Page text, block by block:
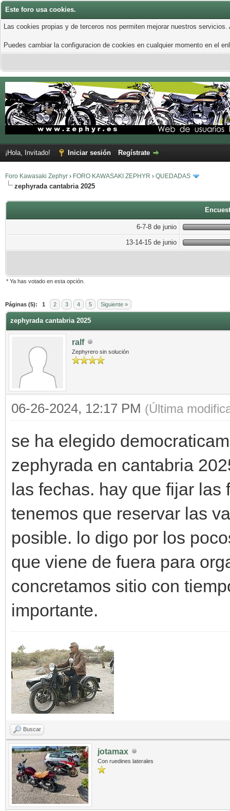
Este foro usa cookies.
Las cookies propias y de terceros nos permiten mejorar nuestros
Puedes cambiar la configuracion de cookies en cualquier momento en el
¡Hola, Invitado! Iniciar sesión Regístrate
Foro Kawasaki Zephyr › FORO KAWASAKI ZEPHYR › QUEDADAS
zephyrada cantabria 2025
6-7-8 de junio
13-14-15 de junio
* Ya has votado en esta opción.
Páginas (5): 1 2 3 4 5 Siguiente »
zephyrada cantabria 2025
ralf
Zephyrero sin solución
06-26-2024, 12:17 PM (Última
se ha elegido
zephyrada en cantabria
las fechas. hay que fijar
tenemos que reservar las
posible. lo digo por los
que viene de fuera para
concretamos sitio con
importante.
Buscar
jotamax
Con ruedines laterales